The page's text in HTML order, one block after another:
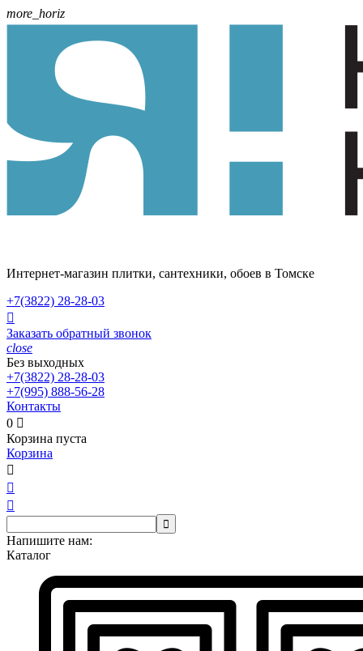
more_horiz
Интернет-магазин плитки, сантехники, обоев в Томске
+7(3822) 28-28-03

Заказать обратный звонок
close
Без выходных
+7(3822) 28-28-03
+7(995) 888-56-28
Контакты
0 
Корзина пуста
Корзина




Напишите нам:
Каталог